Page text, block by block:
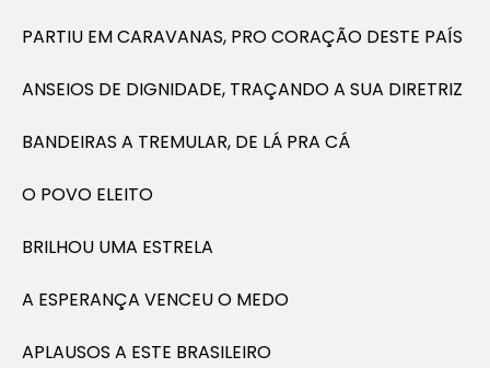
PARTIU EM CARAVANAS, PRO CORAÇÃO DESTE PAÍS
ANSEIOS DE DIGNIDADE, TRAÇANDO A SUA DIRETRIZ
BANDEIRAS A TREMULAR, DE LÁ PRA CÁ
O POVO ELEITO
BRILHOU UMA ESTRELA
A ESPERANÇA VENCEU O MEDO
APLAUSOS A ESTE BRASILEIRO